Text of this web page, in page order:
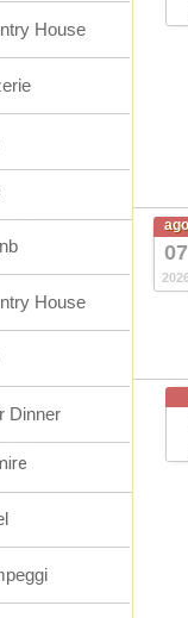
ago
07
House
House
Dinner